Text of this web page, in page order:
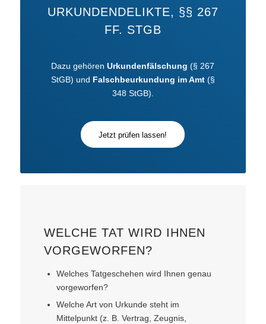
WELCHE TAT WIRD IHNEN
VORGEWORFEN?
Welches Tatgeschehen wird Ihnen genau
vorgeworfen?
Welche Art von Urkunde steht im
Mittelpunkt (z. B. Vertrag, Zeugnis,
URKUNDENDELIKTE, §§ 267
FF. STGB
Dazu gehörenUrkundenfälschung (§ 267
StGB) und Falschbeurkundung im Amt(§
348 StGB).
Jetzt prüfen lassen!